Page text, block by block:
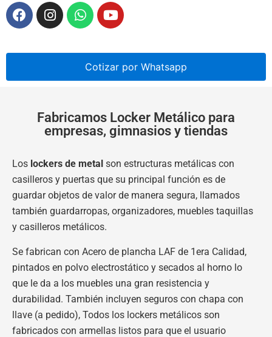
Cotizar por Whatsapp
Fabricamos Locker Metálico para
empresas, gimnasios y tiendas
Los lockers de metal son estructuras metálicas con
casilleros y puertas que su principal función es de
guardar objetos de valor de manera segura, llamados
también guardarropas, organizadores, muebles taquillas
y casilleros metálicos.
Se fabrican con Acero de plancha LAF de 1era Calidad,
pintados en polvo electrostático y secados al horno lo
que le da a los muebles una gran resistencia y
durabilidad. También incluyen seguros con chapa con
llave (a pedido), Todos los lockers metálicos son
fabricados con armellas listos para que el usuario